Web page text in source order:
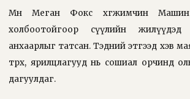
Мөн Меган Фокс хөгжимчин
холбоотойгоор сүүлийн
анхаарлыг татсан. Тэдний этгээд хэв
төрх, ярилцлагууд нь сошиал орчинд
дагуулдаг.